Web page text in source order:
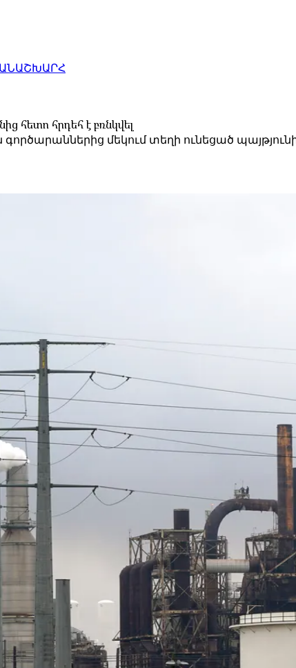
ԱՇԽԱՐՀ
հետո հրդեհ է բռնկվել
մեկում տեղի ունեցած